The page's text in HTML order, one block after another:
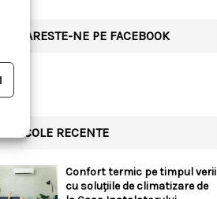
URMARESTE-NE PE FACEBOOK
ARTICOLE RECENTE
Confort termic pe timpul verii
cu soluțiile de climatizare de